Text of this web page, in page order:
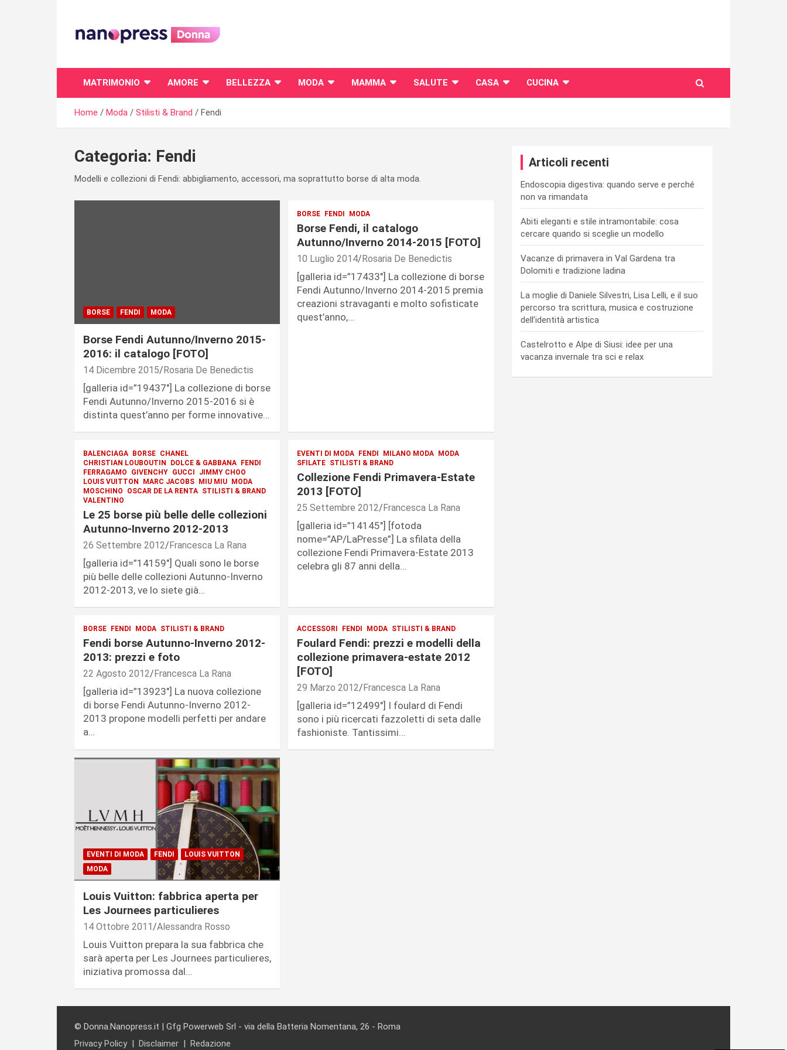
content
MATRIMONIO AMORE BELLEZZA MODA MAMMA SALUTE CASA CUCINA
Home Moda Stilisti & Brand Fendi
Categoria: Fendi
Modelli e collezioni di Fendi: abbigliamento, accessori, ma soprattutto borse di alta moda.
BORSE FENDI MODA
Borse Fendi Autunno/Inverno 2015-
2016: il catalogo [FOTO]
14 Dicembre 2015 Rosaria De Benedictis
[galleria id=”19437″] La collezione di borse
Fendi Autunno/Inverno 2015-2016 si è
distinta quest’anno per forme innovative…
BORSE FENDI MODA
Borse Fendi, il catalogo
Autunno/Inverno 2014-2015 [FOTO]
10 Luglio 2014 Rosaria De Benedictis
[galleria id=”17433″] La collezione di borse
Fendi Autunno/Inverno 2014-2015 premia
creazioni stravaganti e molto sofisticate
quest’anno,…
BALENCIAGA BORSE CHANEL
CHRISTIAN LOUBOUTIN
DOLCE & GABBANA FENDI
FERRAGAMO
GIVENCHY GUCCI
JIMMY CHOO
LOUIS VUITTON
MARC JACOBS MIU MIU MODA
MOSCHINO
OSCAR DE LA RENTA STILISTI & BRAND
VALENTINO
Le 25 borse più belle delle collezioni
Autunno-Inverno 2012-2013
26 Settembre 2012 Francesca La Rana
[galleria id=”14159″] Quali sono le borse
più belle delle collezioni Autunno-Inverno
2012-2013, ve lo siete già…
EVENTI DI MODA FENDI MILANO MODA MODA
SFILATE STILISTI & BRAND
Collezione Fendi Primavera-Estate
2013 [FOTO]
25 Settembre 2012 Francesca La Rana
[galleria id=”14145″] [fotoda
nome=”AP/LaPresse”] La sfilata della
collezione Fendi Primavera-Estate 2013
celebra gli 87 anni della…
BORSE FENDI MODA STILISTI & BRAND
Fendi borse Autunno-Inverno 2012-
2013: prezzi e foto
22 Agosto 2012 Francesca La Rana
[galleria id=”13923″] La nuova collezione
di borse Fendi Autunno-Inverno 2012-
2013 propone modelli perfetti per andare
a…
ACCESSORI FENDI MODA STILISTI & BRAND
Foulard Fendi: prezzi e modelli della
collezione primavera-estate 2012
[FOTO]
29 Marzo 2012 Francesca La Rana
[galleria id=”12499″] I foulard di Fendi
sono i più ricercati fazzoletti di seta dalle
fashioniste. Tantissimi…
EVENTI DI MODA FENDI
LOUIS VUITTON
MODA
Louis Vuitton: fabbrica aperta per
Les Journees particulieres
14 Ottobre 2011 Alessandra Rosso
Louis Vuitton prepara la sua fabbrica che
sarà aperta per Les Journees particulieres,
iniziativa promossa dal…
Articoli recenti
Endoscopia digestiva: quando serve e perché
non va rimandata
Abiti eleganti e stile intramontabile: cosa
cercare quando si sceglie un modello
Vacanze di primavera in Val Gardena tra
Dolomiti e tradizione ladina
La moglie di Daniele Silvestri, Lisa Lelli, e il suo
percorso tra scrittura, musica e costruzione
dell’identità artistica
Castelrotto e Alpe di Siusi: idee per una
vacanza invernale tra sci e relax
© Donna.Nanopress.it | Gfg Powerweb Srl - via della Batteria Nomentana, 26 - Roma
Privacy Policy
Disclaimer Redazione